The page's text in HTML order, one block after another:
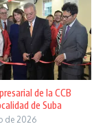
de la CCB
de Suba
de 2026